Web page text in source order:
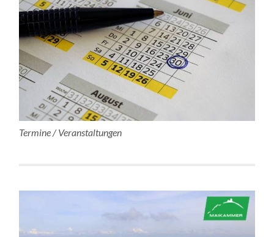
Termine / Veranstaltungen